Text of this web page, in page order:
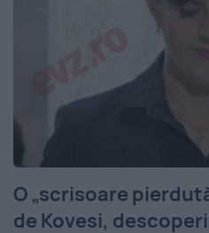
O „scrisoare
de Kovesi,